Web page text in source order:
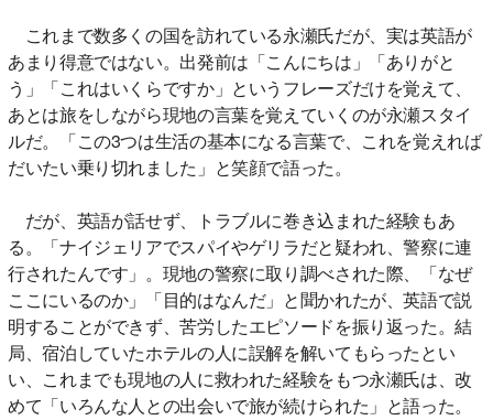
これまで数多くの国を訪れている永瀬氏だが、実は英語が
あまり得意ではない。出発前は「こんにちは」「ありがと
う」「これはいくらですか」というフレーズだけを覚えて、
あとは旅をしながら現地の言葉を覚えていくのが永瀬スタイ
ルだ。「この3つは生活の基本になる言葉で、これを覚えれば
だいたい乗り切れました」と笑顔で語った。
だが、英語が話せず、トラブルに巻き込まれた経験もあ
る。「ナイジェリアでスパイやゲリラだと疑われ、警察に連
行されたんです」。現地の警察に取り調べされた際、「なぜ
ここにいるのか」「目的はなんだ」と聞かれたが、英語で説
明することができず、苦労したエピソードを振り返った。結
局、宿泊していたホテルの人に誤解を解いてもらったとい
い、これまでも現地の人に救われた経験をもつ永瀬氏は、改
めて「いろんな人との出会いで旅が続けられた」と語った。